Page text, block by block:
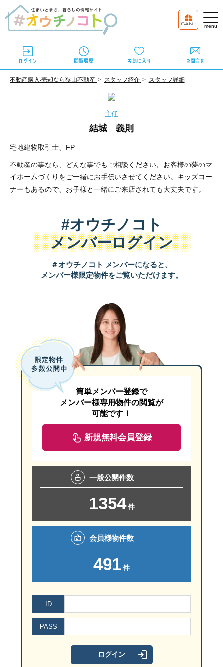
不動産購⼊‧売却なら狭⼭不動産 スタッフ紹介 スタッフ詳細
主任
結城 義則
宅地建物取引士、FP
不動産の事なら、どんな事でもご相談ください。お客様の夢のマ
イホームづくりをご一緒にお手伝いさせてください。キッズコー
ナーもあるので、お子様と一緒にご来店されても大丈夫です。
#オウチノコト
メンバーログイン
＃オウチノコト メンバーになると、
メンバー様限定物件をご覧いただけます。
簡単メンバー登録で
メンバー様専用物件の閲覧が
可能です！
新規無料会員登録
一般公開件数
1354 件
会員様物件数
491件
ID
PASS